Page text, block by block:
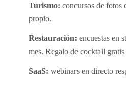
Turismo: concursos de fotos
propio.
Restauración: encuestas en
mes. Regalo de cocktail
SaaS: webinars en directo